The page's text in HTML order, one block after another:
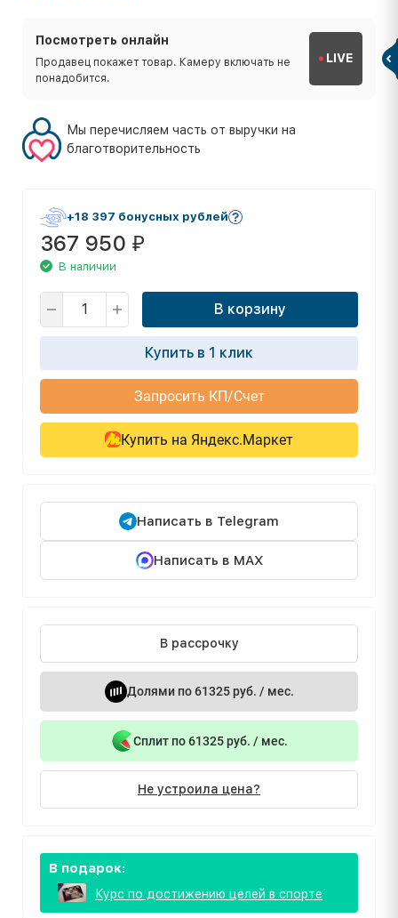
Посмотреть онлайн
Продавец покажет товар. Камеру включать не
понадобится.
LIVE
Мы перечисляем часть от выручки на
благотворительность
+18 397 бонусных рублей
367 950 ₽
В наличии
В корзину
Купить в 1 клик
Запросить КП/Счет
Купить на Яндекс.Маркет
Написать в Telegram
Написать в MAX
В рассрочку
Долями по 61325 руб. / мес.
Сплит по 61325 руб. / мес.
Не устроила цена?
В подарок:
Курс по достижению целей в спорте